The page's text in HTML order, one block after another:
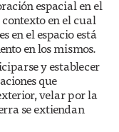
espacial en el
en el cual
en el espacio está
en los mismos.
y establecer
que
velar por la
se extiendan